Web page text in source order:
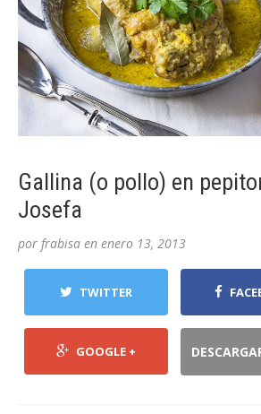
Gallina (o pollo) en
Josefa
por frabisa en enero 13, 2013
TWITTER
GOOGLE +